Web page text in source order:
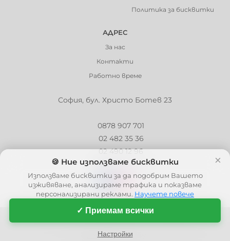
Политика за бисквитки
АДРЕС
За нас
Контакти
Работно време
София, бул. Христо Ботев 23
0878 907 701
02 482 35 36
02 490 12 96
info@barbaron.bg
Terms of Serviceapply.
×
🍪 Ние използваме бисквитки
Използваме бисквитки за да подобрим Вашето
изживяване, анализираме трафика и показваме
персонализирани реклами. Научете повече
✓ Приемам всички
Настройки